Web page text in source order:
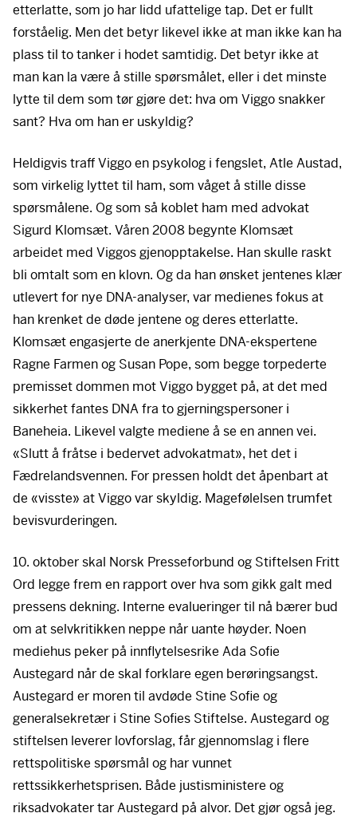
etterlatte, som jo har lidd ufattelige tap. Det er fullt
forståelig. Men det betyr likevel ikke at man ikke kan ha
plass til to tanker i hodet samtidig. Det betyr ikke at
man kan la være å stille spørsmålet, eller i det minste
lytte til dem som tør gjøre det: hva om Viggo snakker
sant? Hva om han er uskyldig?
Heldigvis traff Viggo en psykolog i fengslet, Atle Austad,
som virkelig lyttet til ham, som våget å stille disse
spørsmålene. Og som så koblet ham med advokat
Sigurd Klomsæt. Våren 2008 begynte Klomsæt
arbeidet med Viggos gjenopptakelse. Han skulle raskt
bli omtalt som en klovn. Og da han ønsket jentenes klær
utlevert for nye DNA-analyser, var medienes fokus at
han krenket de døde jentene og deres etterlatte.
Klomsæt engasjerte de anerkjente DNA-ekspertene
Ragne Farmen og Susan Pope, som begge torpederte
premisset dommen mot Viggo bygget på, at det med
sikkerhet fantes DNAfra to gjerningspersoner i
Baneheia. Likevel valgte mediene å se en annen vei.
«Slutt å fråtse i bedervet advokatmat», het det i
Fædrelandsvennen. For pressen holdt det åpenbart at
de «visste» at Viggo var skyldig. Magefølelsen trumfet
bevisvurderingen.
10. oktober skal Norsk Presseforbund og Stiftelsen Fritt
Ord legge frem en rapport over hva som gikk galt med
pressens dekning. Interne evalueringer til nå bærer bud
om at selvkritikken neppe når uante høyder. Noen
mediehus peker på innflytelsesrike Ada Sofie
Austegard når de skal forklare egen berøringsangst.
Austegard er moren til avdøde Stine Sofie og
generalsekretær i Stine Sofies Stiftelse. Austegard og
stiftelsen leverer lovforslag, får gjennomslag i flere
rettspolitiske spørsmål og har vunnet
rettssikkerhetsprisen. Både justisministere og
riksadvokater tar Austegard på alvor. Det gjør også jeg.